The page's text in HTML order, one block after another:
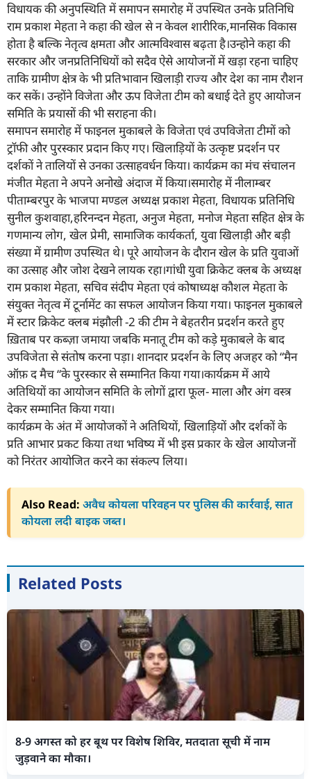
विधायक की अनुपस्थिति में समापन समारोह में उपस्थित उनके प्रतिनिधि
राम प्रकाश मेहता ने कहा की खेल से न केवल शारीरिक,मानसिक विकास
होता है बल्कि नेतृत्व क्षमता और आत्मविश्वास बढ़ता है।उन्होने कहा की
सरकार और जनप्रतिनिधियों को सदैव ऐसे आयोजनों में खड़ा रहना चाहिए
ताकि ग्रामीण क्षेत्र के भी प्रतिभावान खिलाड़ी राज्य और देश का नाम रौशन
कर सकें। उन्होंने विजेता और ऊप विजेता टीम को बधाई देते हुए आयोजन
समिति के प्रयासों की भी सराहना की।
समापन समारोह में फाइनल मुकाबले के विजेता एवं उपविजेता टीमों को
ट्रॉफी और पुरस्कार प्रदान किए गए। खिलाड़ियों के उत्कृष्ट प्रदर्शन पर
दर्शकों ने तालियों से उनका उत्साहवर्धन किया। कार्यक्रम का मंच संचालन
मंजीत मेहता ने अपने अनोखे अंदाज में किया।समारोह में नीलाम्बर
पीताम्बरपुर के भाजपा मण्डल अध्यक्ष प्रकाश मेहता, विधायक प्रतिनिधि
सुनील कुशवाहा,हरिनन्दन मेहता, अनुज मेहता, मनोज मेहता सहित क्षेत्र के
गणमान्य लोग, खेल प्रेमी, सामाजिक कार्यकर्ता, युवा खिलाड़ी और बड़ी
संख्या में ग्रामीण उपस्थित थे। पूरे आयोजन के दौरान खेल के प्रति युवाओं
का उत्साह और जोश देखने लायक रहा।गांधी युवा क्रिकेट क्लब के अध्यक्ष
राम प्रकाश मेहता, सचिव संदीप मेहता एवं कोषाध्यक्ष कौशल मेहता के
संयुक्त नेतृत्व में टूर्नामेंट का सफल आयोजन किया गया। फाइनल मुकाबले
में स्टार क्रिकेट क्लब मंझौली -2 की टीम ने बेहतरीन प्रदर्शन करते हुए
ख़िताब पर कब्ज़ा जमाया जबकि मनातू टीम को कड़े मुकाबले के बाद
उपविजेता से संतोष करना पड़ा। शानदार प्रदर्शन के लिए अजहर को “मैन
ऑफ़ द मैच “के पुरस्कार से सम्मानित किया गया।कार्यक्रम में आये
अतिथियों का आयोजन समिति के लोगों द्वारा फूल- माला और अंग वस्त्र
देकर सम्मानित किया गया।
कार्यक्रम के अंत में आयोजकों ने अतिथियों, खिलाड़ियों और दर्शकों के
प्रति आभार प्रकट किया तथा भविष्य में भी इस प्रकार के खेल आयोजनों
को निरंतर आयोजित करने का संकल्प लिया।
Also Read: अवैध कोयला परिवहन पर पुलिस की कार्रवाई, सात
कोयला लदी बाइक जब्त।
Related Posts
8-9 अगस्त को हर बूथ पर विशेष शिविर, मतदाता सूची में नाम
जुड़वाने का मौका।